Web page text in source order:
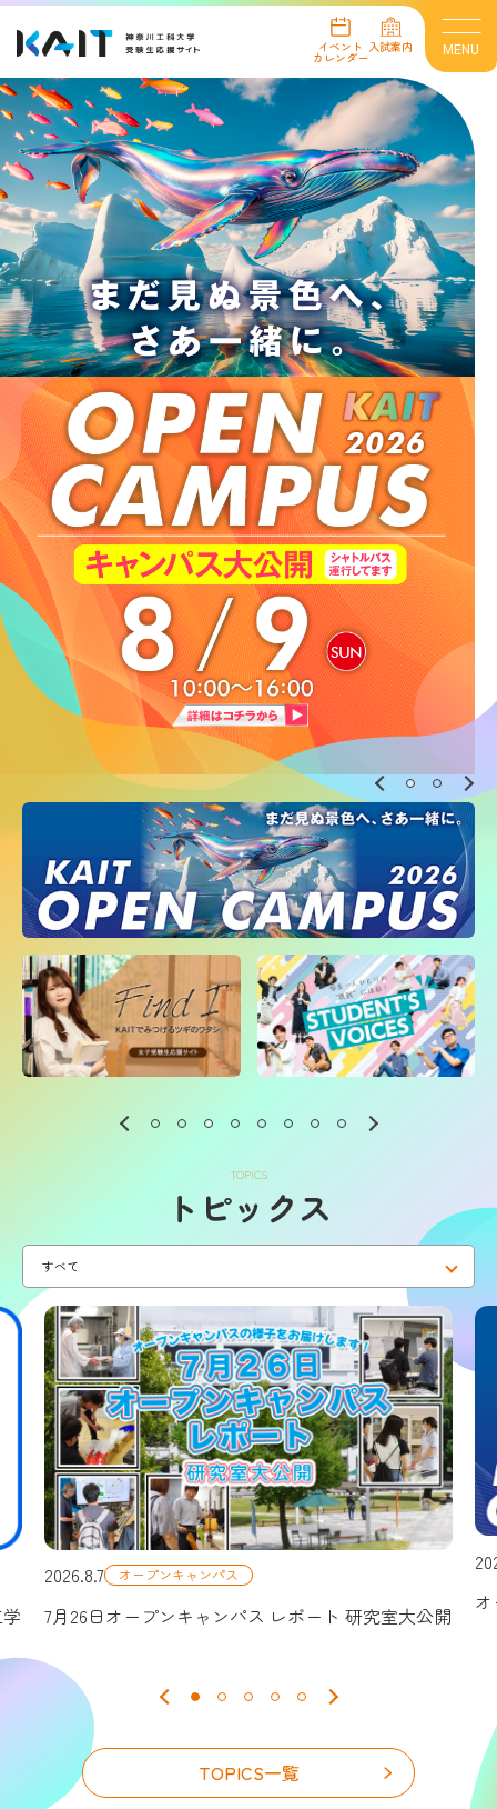
イベント
カレンダー
入試案内 MENU
イベント情報
イベントカレンダー
オープンキャンパス
進学相談会
オンライン個別相談会
個別見学
インターネット出願
入試案内
入試FAQ／お問い合わせ
・総合型選抜
・学校推薦型選抜
・一般選抜
・外国人留学生試験
・大学院入試
学部・学科
KAITの魅力、もっと紹介！
奨学金制度について
保護者の方へ
高大連携・探究学習支援
神奈川工科大学 公式サイト
交通アクセス トピックス
資料請求 デジタル
パンフレット
公式SNSアカウント
TOPICS
トピックス
2026.8.7 オープンキャンパス
7月26日オープンキャンパス レポート 研究室大公開
TOPICS一覧